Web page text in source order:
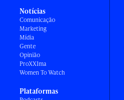
Notícias
Comunicação
Marketing
Mídia
Gente
Opinião
ProXXIma
Women To Watch
Plataformas